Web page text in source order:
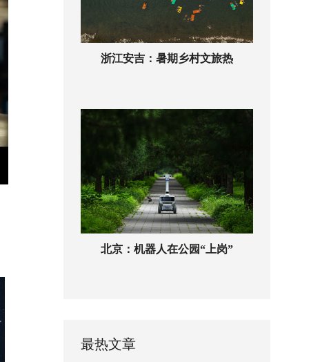
浙江安吉：暑期乡村文旅热
北京：机器人在公园“上岗”
最热文章